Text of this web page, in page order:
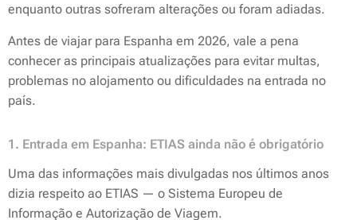
enquanto outras sofreram alterações ou foram adiadas.
Antes de viajar para Espanha em 2026, vale a pena
conhecer as principais atualizações para evitar multas,
problemas no alojamento ou dificuldades na entrada no
país.
1. Entrada em Espanha: ETIAS ainda não é obrigatório
Uma das informações mais divulgadas nos últimos anos
dizia respeito ao ETIAS — o Sistema Europeu de
Informação e Autorização de Viagem.